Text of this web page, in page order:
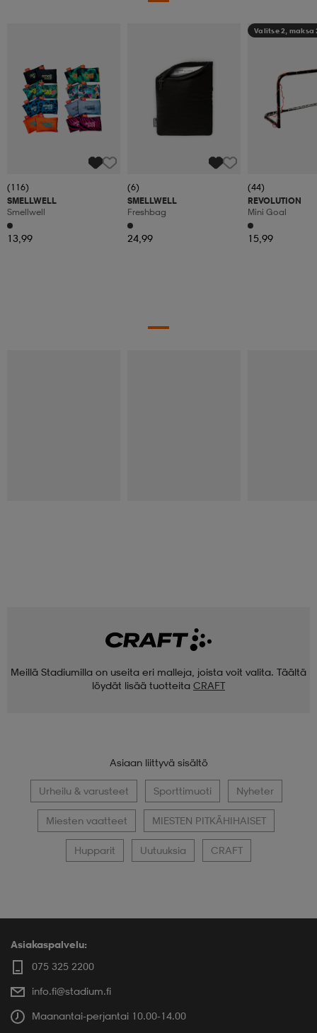
(116)
SMELLWELL
Smellwell
13,99
(6)
SMELLWELL
Freshbag
24,99
Valitse 2, maksa
(44)
REVOLUTION
Mini Goal
15,99
Meillä Stadiumilla on useita eri malleja, joista voit valita. Täältä
löydät lisää tuotteita CRAFT
Asiaan liittyvä sisältö
Urheilu & varusteet Sporttimuoti Nyheter
Miesten vaatteet MIESTEN PITKÄHIHAISET
Hupparit Uutuuksia CRAFT
Asiakaspalvelu:
075 325 2200
info.fi@stadium.fi
Maanantai-perjantai 10.00-14.00